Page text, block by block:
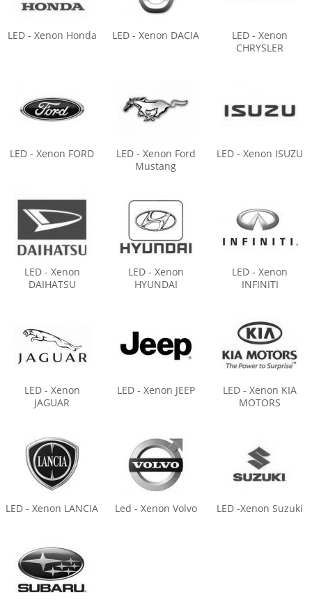
LED - Xenon Honda LED - Xenon DACIA
LED - Xenon
CHRYSLER
LED - Xenon FORD
LED - Xenon Ford
Mustang
LED - Xenon ISUZU
LED - Xenon
DAIHATSU
LED - Xenon
HYUNDAI
LED - Xenon
INFINITI
LED - Xenon
JAGUAR
LED - Xenon JEEP
LED - Xenon KIA
MOTORS
LED - Xenon LANCIA Led - Xenon Volvo LED -Xenon Suzuki